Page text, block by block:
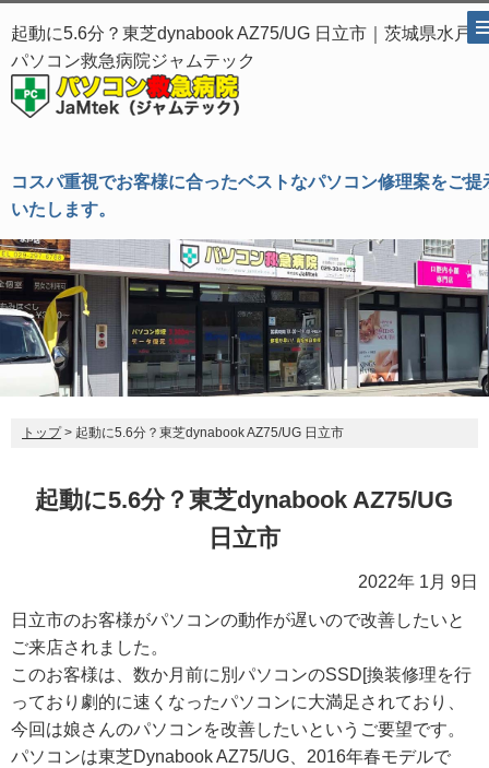
起動に5.6分？東芝dynabook AZ75/UG 日立市｜茨城県水戸市
パソコン救急病院ジャムテック
コスパ重視でお客様に合ったベストなパソコン修理案をご提
いたします。
トップ> 起動に5.6分？東芝dynabook AZ75/UG 日立市
起動に5.6分？東芝dynabook AZ75/UG
日立市
2022年 1月 9日
日立市のお客様がパソコンの動作が遅いので改善したいと
ご来店されました。
このお客様は、数か月前に別パソコンのSSD[換装修理を行
っており劇的に速くなったパソコンに大満足されており、
今回は娘さんのパソコンを改善したいというご要望です。
パソコンは東芝Dynabook AZ75/UG、2016年春モデルで